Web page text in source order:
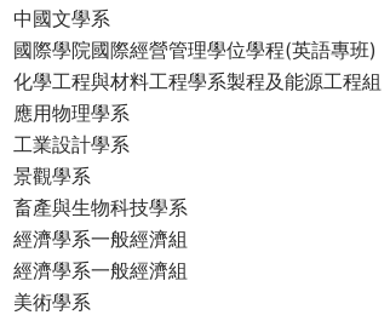
中國文學系
國際學院國際經營管理學位學程(英語專班)
化學工程與材料工程學系製程及能源工程組
應用物理學系
工業設計學系
景觀學系
畜產與生物科技學系
經濟學系一般經濟組
經濟學系一般經濟組
美術學系